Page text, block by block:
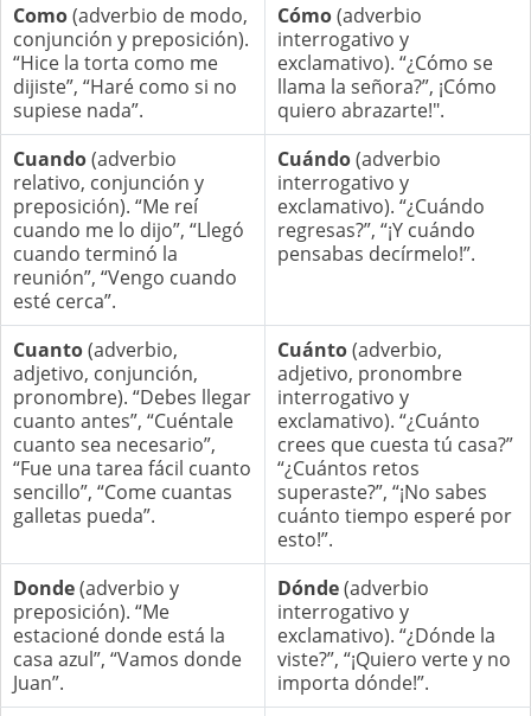
Como(adverbio de modo,
conjunción y preposición).
“Hice la torta como me
dijiste”, “Haré como si no
supiese nada”.
Cómo(adverbio
interrogativo y
exclamativo). “¿Cómo se
llama la señora?”, ¡Cómo
quiero abrazarte!".
Cuando(adverbio
relativo, conjunción y
preposición). “Me reí
cuando me lo dijo”, “Llegó
cuando terminó la
reunión”, “Vengo cuando
esté cerca”.
Cuándo(adverbio
interrogativo y
exclamativo). “¿Cuándo
regresas?”, “¡Y cuándo
pensabas decírmelo!”.
Cuanto(adverbio,
adjetivo, conjunción,
pronombre). “Debes llegar
cuanto antes”, “Cuéntale
cuanto sea necesario”,
“Fue una tarea fácil cuanto
sencillo”, “Come cuantas
galletas pueda”.
Cuánto(adverbio,
adjetivo, pronombre
interrogativo y
exclamativo). “¿Cuánto
crees que cuesta tú casa?”
“¿Cuántos retos
superaste?”, “¡No sabes
cuánto tiempo esperé por
esto!”.
Donde(adverbio y
preposición). “Me
estacioné donde está la
casa azul”, “Vamos donde
Juan”.
Dónde(adverbio
interrogativo y
exclamativo). “¿Dónde la
viste?”, “¡Quiero verte y no
importa dónde!”.